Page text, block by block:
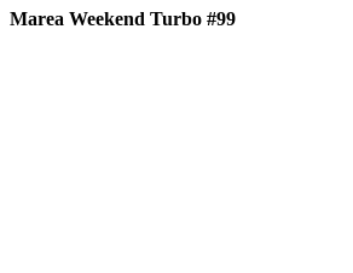
Marea Weekend Turbo #99